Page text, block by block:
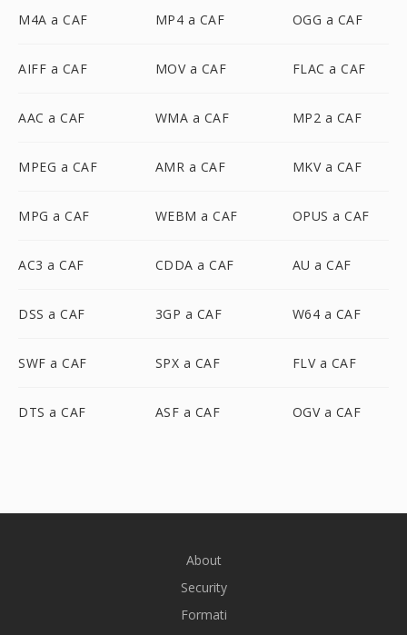
M4A a CAF MP4 a CAF OGG a CAF
AIFF a CAF MOV a CAF FLAC a CAF
AAC a CAF WMA a CAF MP2 a CAF
MPEG a CAF AMR a CAF MKV a CAF
MPG a CAF WEBM a CAF OPUS a CAF
AC3 a CAF CDDA a CAF AU a CAF
DSS a CAF 3GP a CAF W64 a CAF
SWF a CAF SPX a CAF FLV a CAF
DTS a CAF ASF a CAF OGV a CAF
About
Security
Formati